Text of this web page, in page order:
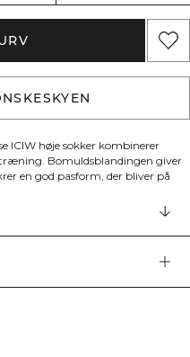
ICIW høje sokker kombinerer
Bomuldsblandingen giver
en god pasform, der bliver på
brug med god holdbarhed og